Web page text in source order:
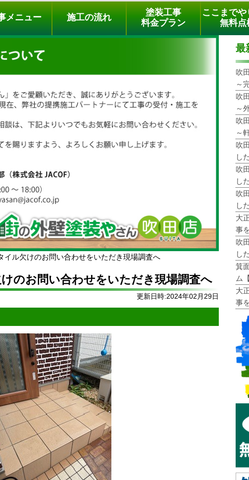
料金プラン 無料点検
電話でのご相談
[9時～18時
phone
メニュー 施工の流れ
塗装工事
料金プラン
ここまでや
無料点
イル欠けのお問い合わせをいただき現場調査へ
のお問い合わせをいただき現場調査へ
更新日時:2024年02月29日
最
吹
～
吹
～
吹
～
吹
し
吹
し
吹
し
大
事
吹
し
箕
ム
大
事